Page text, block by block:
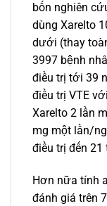
bốn nghiên
dùng Xarelto
dưới (thay
3997 bệnh
điều trị tới 39
điều trị VTE
Xarelto 2 lần
mg một lần/
điều trị đến 21
Hơn nữa tính
đánh giá trên